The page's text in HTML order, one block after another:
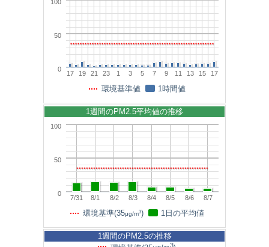
17 19 21 23 1 3 5 7 9 11 13 15 17
0
50
100
環境基準値 1時間値
7/31 8/1 8/2 8/3 8/4 8/5 8/6 8/7
0
50
100
1週間のPM2.5平均値の推移
環境基準(35μg/m3) 1日の平均値
1週間のPM2.5の推移
3